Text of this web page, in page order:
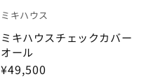
ミキハウス
ミキハウスチェックカバー
オール
¥49,500